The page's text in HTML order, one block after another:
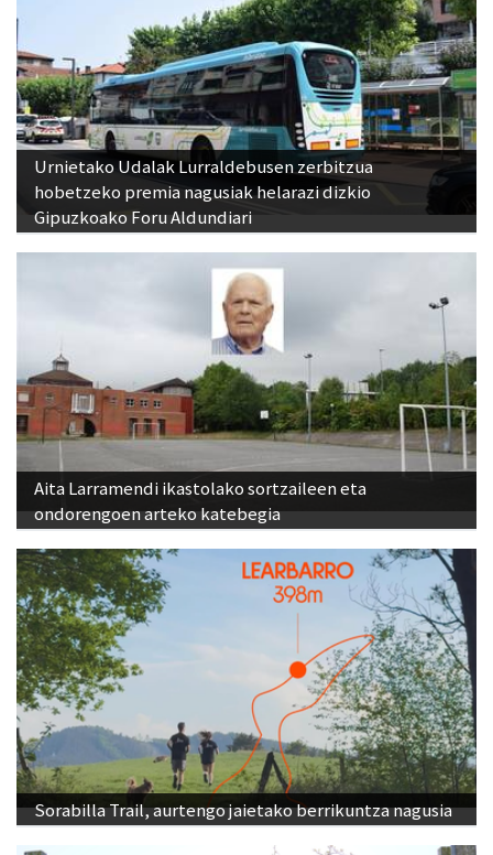
Urnietako Udalak Lurraldebusen zerbitzua
hobetzeko premia nagusiak helarazi dizkio
Gipuzkoako Foru Aldundiari
Aita Larramendi ikastolako sortzaileen eta
ondorengoen arteko katebegia
Sorabilla Trail, aurtengo jaietako berrikuntza nagusia